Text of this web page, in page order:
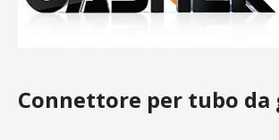
Connettore per tubo da